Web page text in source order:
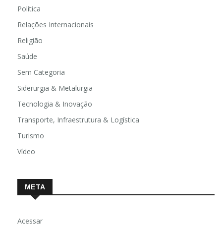
Política
Relações Internacionais
Religião
Saúde
Sem Categoria
Siderurgia & Metalurgia
Tecnologia & Inovação
Transporte, Infraestrutura & Logística
Turismo
Vídeo
META
Acessar